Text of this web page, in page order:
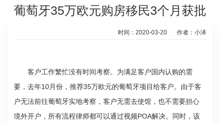
葡萄牙35万欧元购房移民3个月获批
时间：2020-03-20 作者：小泽
客户工作繁忙没有时间考察。为满足客户国内认购的需
要，去年10月份，推荐35万欧元的葡萄牙项目给客户。 由于客
户无法前往葡萄牙实地考察，客户无需去使馆，也不需要担心
境外开户，所有流程律师都可以通过视频POA解决。同时，该